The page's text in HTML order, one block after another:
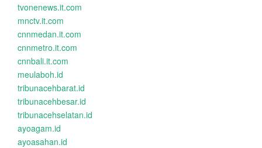
tvonenews.it.com
mnctv.it.com
cnnmedan.it.com
cnnmetro.it.com
cnnbali.it.com
meulaboh.id
tribunacehbarat.id
tribunacehbesar.id
tribunacehselatan.id
ayoagam.id
ayoasahan.id